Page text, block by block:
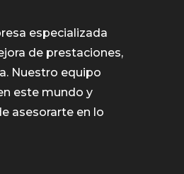
especializada
de prestaciones,
Nuestro equipo
este mundo y
asesorarte en lo